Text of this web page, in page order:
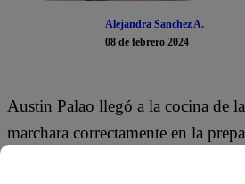
Alejandra Sanchez A.
08 de febrero 2024
Austin Palao llegó a la cocina de
marchara correctamente en la